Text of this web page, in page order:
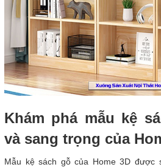
Khám phá mẫu kệ
và sang trọng của
Mẫu kệ sách gỗ của Home 3D